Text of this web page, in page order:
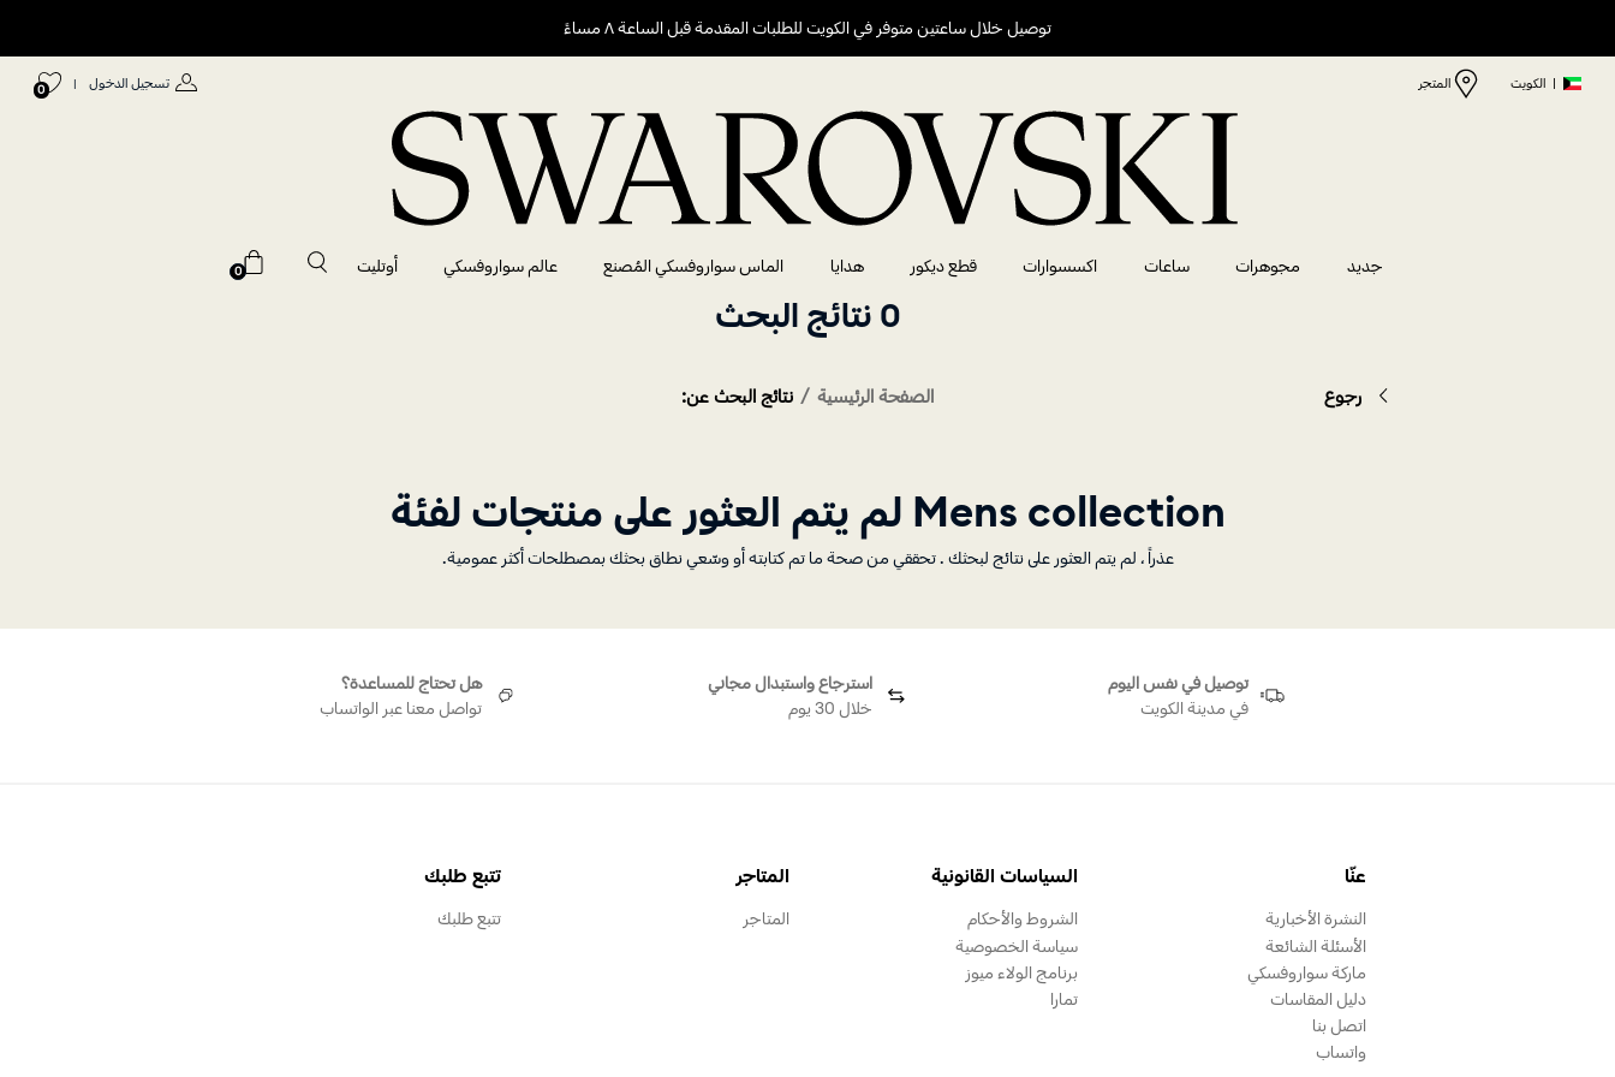
توصيل خلال ساعتين متوفر في الكويت للطلبات المقدمة قبل الساعة ٨ مساءً
| الكويت المتجر تسجيل الدخول |
0
جديد مجوهرات ساعات اكسسوارات قطع ديكور هدايا الماس سواروفسكي المُصنع عالم سواروفسكي أوتليت 0
0 نتائج البحث
رجوع الصفحة الرئيسية نتائج البحث عن:
Mens collection لم يتم العثور على منتجات لفئة
عذراً ، لم يتم العثور على نتائج لبحثك . تحققي من صحة ما تم كتابته أو وسّعي نطاق بحثك بمصطلحات أكثر عمومية.
توصيل في نفس اليوم
في مدينة الكويت
استرجاع واستبدال مجاني
خلال 30 يوم
هل تحتاج للمساعدة؟
تواصل معنا عبر الواتساب
عنّا
النشرة الأخبارية
الأسئلة الشائعة
ماركة سواروفسكي
دليل المقاسات
اتصل بنا
واتساب
السياسات القانونية
الشروط والأحكام
سياسة الخصوصية
برنامج الولاء ميوز
تمارا
المتاجر
المتاجر
تتبع طلبك
تتبع طلبك